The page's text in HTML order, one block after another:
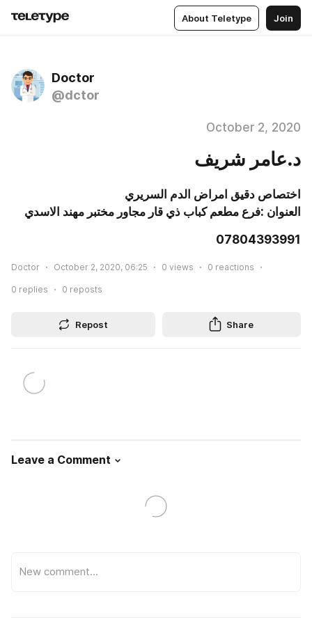
About Teletype Join
Doctor
@dctor
October 2, 2020
د.عامر شريف
اختصاص دقيق امراض الدم السريري
العنوان :فرع مطعم كباب ذي قار مجاور مختبر مهند الاسدي
07804393991
Doctor October 2, 2020, 06:25 0 views 0 reactions
0 replies 0 reposts
Repost Share
Leave a Comment